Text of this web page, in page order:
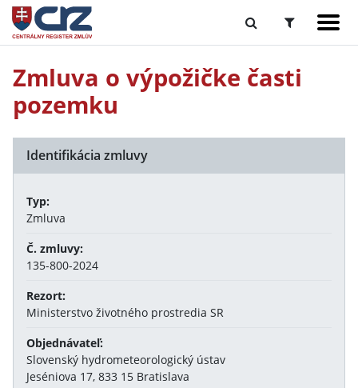
Zmluva o výpožičke časti
pozemku
Identifikácia zmluvy
Typ:
Zmluva
Č. zmluvy:
135-800-2024
Rezort:
Ministerstvo životného prostredia SR
Objednávateľ:
Slovenský hydrometeorologický ústav
Jeséniova 17, 833 15 Bratislava